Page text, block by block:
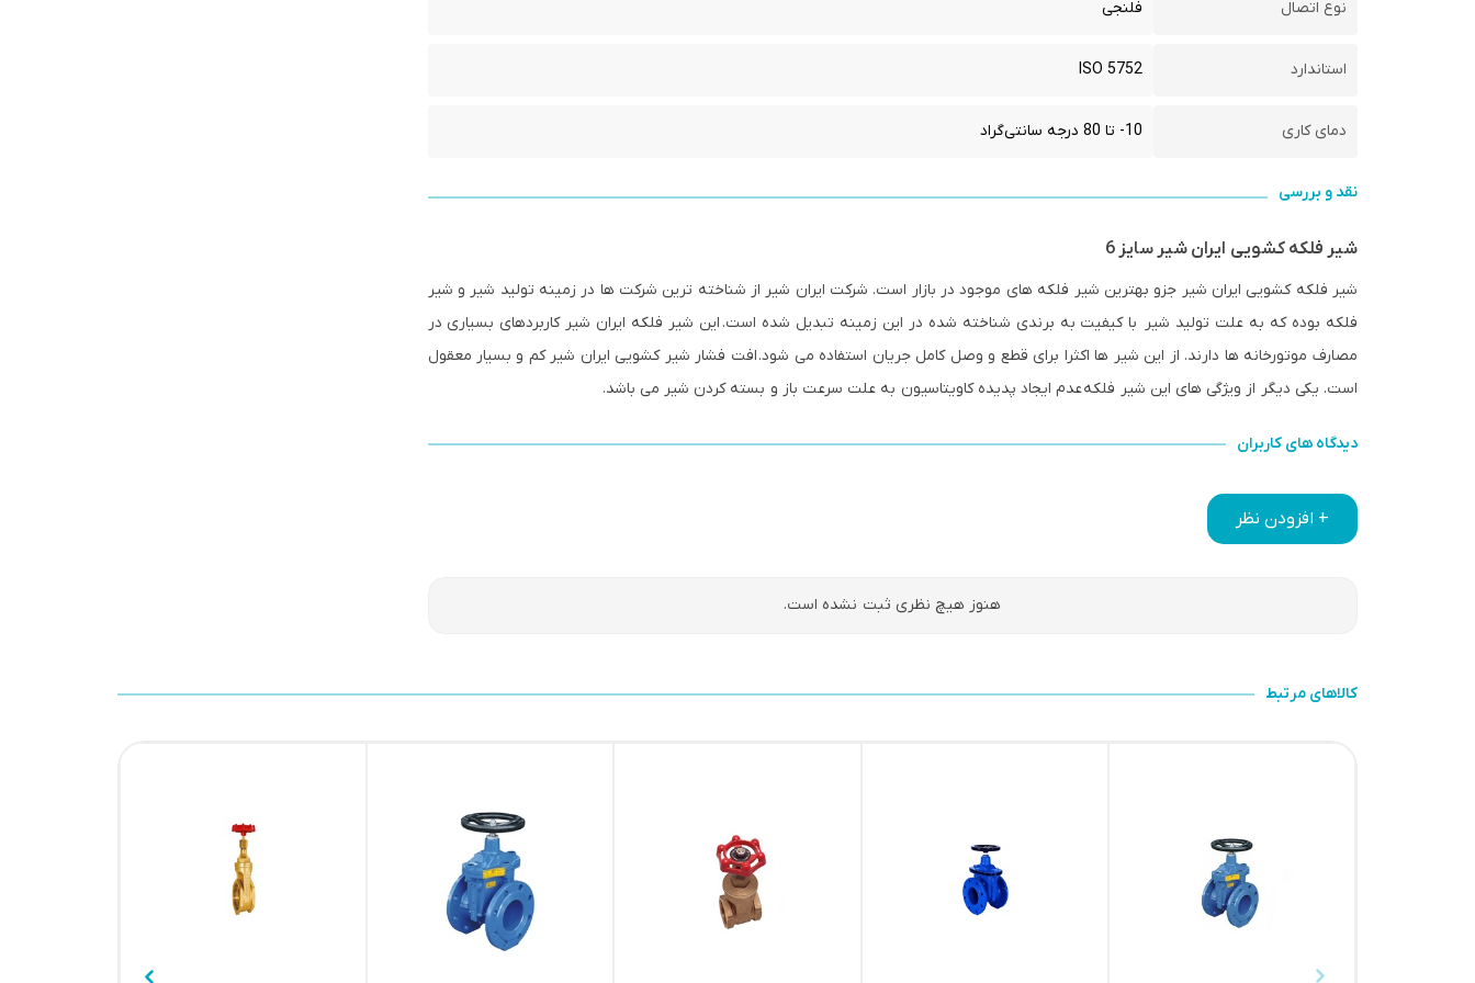
نوع اتصال فلنجی
استاندارد ISO 5752
دمای کاری 10- تا 80 درجه سانتی‌گراد
نقد و بررسی
شیر فلکه کشویی ایران شیر سایز 6
شیر فلکه کشویی ایران شیر جزو بهترین شیر فلکه های موجود در بازار است. شرکت ایران شیر از شناخته ترین شرکت ها در زمینه تولید شیر و شیر
فلکه بوده که به علت تولید شیر با کیفیت به برندی شناخته شده در این زمینه تبدیل شده است. این شیر فلکه ایران شیر کاربردهای بسیاری در
مصارف موتورخانه ها دارند. از این شیر ها اکثرا برای قطع و وصل کامل جریان استفاده می شود. افت فشار شیر کشویی ایران شیر کم و بسیار معقول
است. یکی دیگر از ویژگی های این شیر فلکه عدم ایجاد پدیده کاویتاسیون به علت سرعت باز و بسته کردن شیر می باشد.
دیدگاه های کاربران
+ افزودن نظر
هنوز هیچ نظری ثبت نشده است.
کالاهای مرتبط